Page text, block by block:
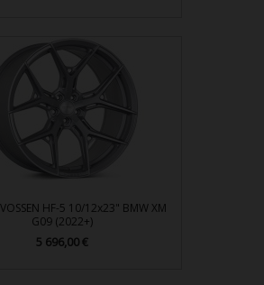
HF-5 10/12x23" BMW XM
G09 (2022+)
Prix
5 696,00 €